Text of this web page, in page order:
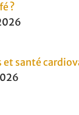
?
et santé